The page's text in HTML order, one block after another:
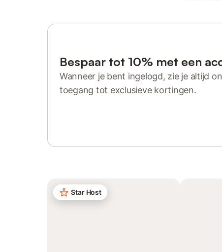
Bespaar tot 10% met een
Wanneer je bent ingelogd, zie je altijd
toegang tot exclusieve kortingen.
Star Host